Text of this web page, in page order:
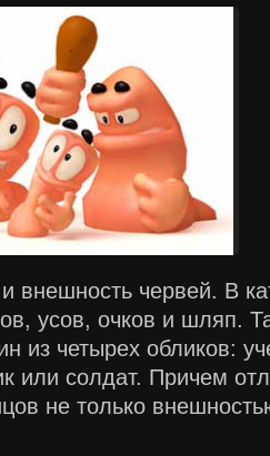
внешность червей. В
усов, очков и шляп.
из четырех обликов:
или солдат. Причем
не только